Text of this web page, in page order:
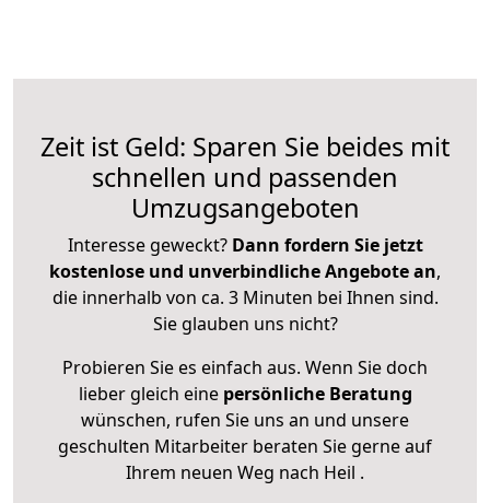
Zeit ist Geld: Sparen Sie beides mit
schnellen und passenden
Umzugsangeboten
Interesse geweckt? Dann fordern Sie jetzt
kostenlose und unverbindliche Angebote an,
die innerhalb von ca. 3 Minuten bei Ihnen sind.
Sie glauben uns nicht?
Probieren Sie es einfach aus. Wenn Sie doch
lieber gleich eine persönliche Beratung
wünschen, rufen Sie uns an und unsere
geschulten Mitarbeiter beraten Sie gerne auf
Ihrem neuen Weg nach Heil .